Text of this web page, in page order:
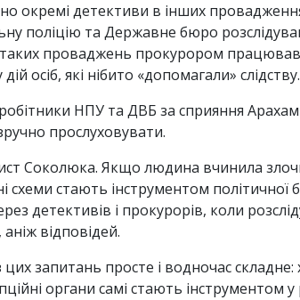
окремі детективи в інших
поліцію та Державне бюро
проваджень прокурором працював
осіб, які нібито «допомагали» слідству.
НПУ та ДВБ за сприяння
прослуховувати.
Соколюка. Якщо людина вчинила
схеми стають інструментом політичної
детективів і прокурорів, коли
відповідей.
цих запитань просте і водночас
органи самі стають